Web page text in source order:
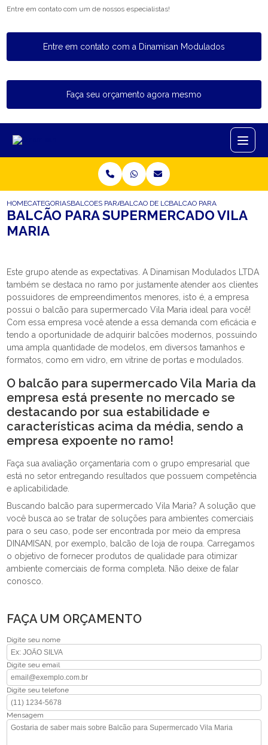
Entre em contato com um de nossos especialistas!
Entre em contato com a Dinamisan Modulados
Faça seu orçamento agora mesmo
HOMECATEGORIASBALCOES PARA LOJABALCAO DE LOJA PEQUENO
BALCAO PARA
BALCÃO PARA SUPERMERCADO VILA
MARIA
Este grupo atende as expectativas. A Dinamisan Modulados LTDA
também se destaca no ramo por justamente atender aos clientes
possuidores de empreendimentos menores, isto é, a empresa
possui o balcão para supermercado Vila Maria ideal para você!
Com essa empresa você atende a essa demanda com eficácia e
tendo a oportunidade de adquirir balcões modernos, possuindo
uma ampla quantidade de modelos, em diversos tamanhos e
formatos, como em vidro, em vitrine de portas e modulados.
O balcão para supermercado Vila Maria da
empresa está presente no mercado se
destacando por sua estabilidade e
características acima da média, sendo a
empresa expoente no ramo!
Faça sua avaliação orçamentaria com o grupo empresarial que
está no setor entregando resultados que possuem competência
e aplicabilidade.
Buscando balcão para supermercado Vila Maria? A solução que
você busca ao se tratar de soluções para ambientes comerciais
para o seu caso, pode ser encontrada por meio da empresa
DINAMISAN, por exemplo, balcão de loja de roupa. Carregamos
o objetivo de fornecer produtos de qualidade para otimizar
ambiente comerciais de forma completa. Não deixe de falar
conosco.
FAÇA UM ORÇAMENTO
Digite seu nome
Digite seu email
Digite seu telefone
Mensagem